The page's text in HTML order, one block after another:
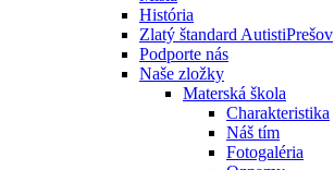
História
Zlatý štandard AutistiPrešov
Podporte nás
Naše zložky
Materská škola
Charakteristika
Náš tím
Fotogaléria